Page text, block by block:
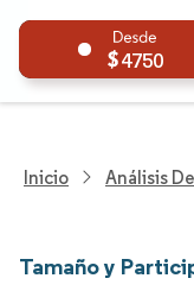
4750
Inicio Análisis
Tamaño y